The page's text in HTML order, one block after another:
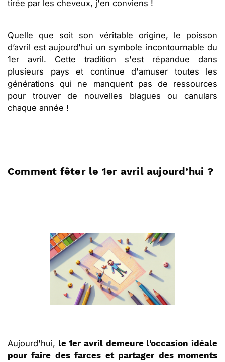
tirée par les cheveux, j'en conviens !
Quelle que soit son véritable origine, le poisson
d’avril est aujourd’hui un symbole incontournable du
1er avril. Cette tradition s'est répandue dans
plusieurs pays et continue d'amuser toutes les
générations qui ne manquent pas de ressources
pour trouver de nouvelles blagues ou canulars
chaque année !
Comment fêter le 1er avril aujourd’hui ?
Aujourd'hui, le 1er avril demeure l'occasion idéale
pour faire des farces et partager des moments